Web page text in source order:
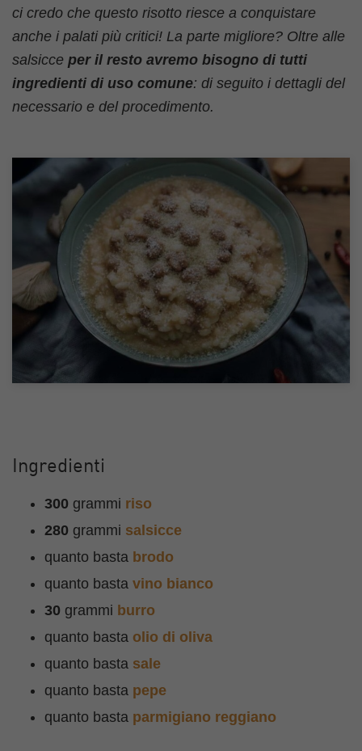
ci credo che questo risotto riesce a conquistare
anche i palati più critici! La parte migliore? Oltre alle
salsicce per il resto avremo bisogno di tutti
ingredienti di uso comune: di seguito i dettagli del
necessario e del procedimento.
Ingredienti
300 grammi riso
280 grammi salsicce
quanto basta brodo
quanto basta vino bianco
30 grammi burro
quanto basta olio di oliva
quanto basta sale
quanto basta pepe
quanto basta parmigiano reggiano